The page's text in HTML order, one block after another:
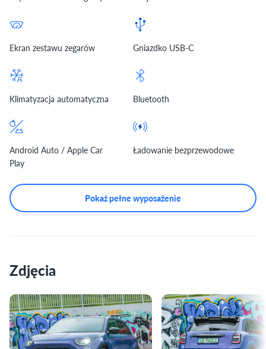
Ekran zestawu zegarów Gniazdko USB-C
Klimatyzacja automatyczna Bluetooth
Android Auto / Apple Car
Play
Ładowanie bezprzewodowe
Pokaż pełne wyposażenie
Zdjęcia